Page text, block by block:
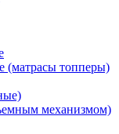
(матрасы топперы)
механизмом)